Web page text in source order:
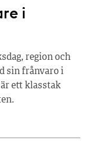
i
region och
sin frånvaro i
ett klasstak